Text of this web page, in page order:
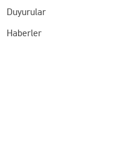
Duyurular
Haberler